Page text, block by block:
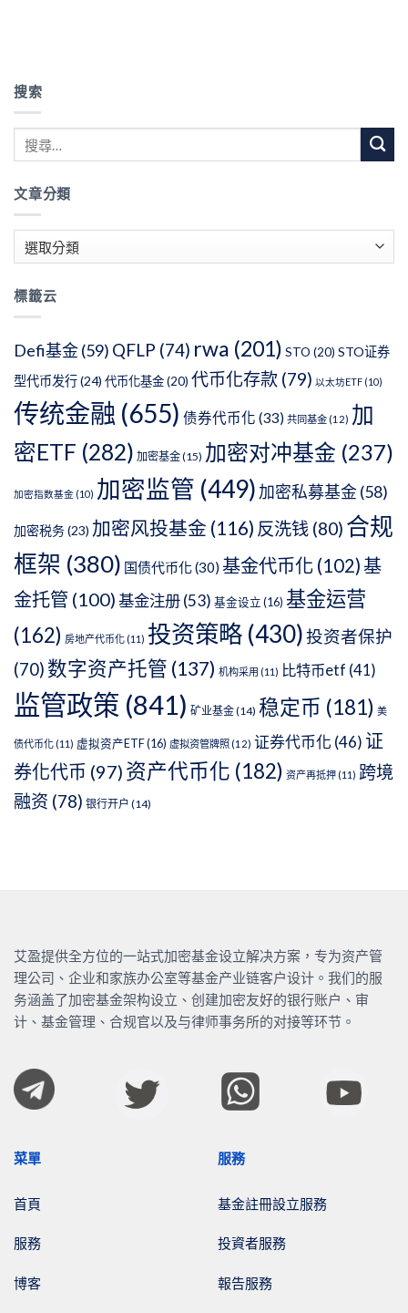
搜索
文章分類
章
類
標籤云
Defi基金(59) QFLP (74) rwa (201) STO (20) STO证券
型代币发行(24) 代币化基金(20) 代币化存款 (79) 以太坊ETF (10)
传统金融 (655) 债券代币化 (33) 共同基金 (12) 加
密ETF (282) 加密基金(15) 加密对冲基金 (237)
加密指数基金 (10) 加密监管 (449) 加密私募基金(58)
加密税务(23) 加密风投基金 (116) 反洗钱 (80) 合规
框架 (380) 国债代币化(30) 基金代币化 (102) 基
金托管 (100)基金注册(53) 基金设立 (16) 基金运营
(162) 房地产代币化 (11) 投资策略 (430)投资者保护
(70) 数字资产托管 (137) 机构采用 (11) 比特币etf (41)
监管政策 (841) 矿业基金(14) 稳定币 (181) 美
债代币化 (11) 虚拟资产ETF(16) 虚拟资管牌照 (12) 证券代币化 (46) 证
券化代币 (97) 资产代币化 (182) 资产再抵押 (11) 跨境
融资 (78) 银行开户 (14)
艾盈提供全方位的一站式加密基金设立解决方案，专为资产管
理公司、企业和家族办公室等基金产业链客户设计。我们的服
务涵盖了加密基金架构设立、创建加密友好的银行账户、审
计、基金管理、合规官以及与律师事务所的对接等环节。
菜單
首頁
服務
博客
服務
基金註冊設立服務
投資者服務
報告服務